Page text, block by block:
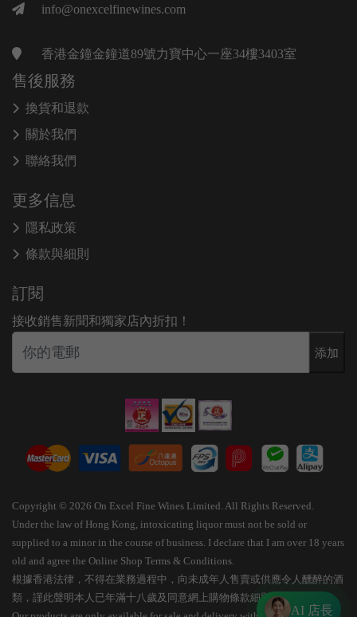
info@onexcelfinewines.com
香港金鐘金鐘道89號力寶中心一座34樓3403室
售後服務
換貨和退款
關於我們
聯絡我們
更多信息
隱私政策
條款與細則
訂閱
接收銷售新聞和獨家店內折扣！
添加
Copyright © 2026 On Excel Fine Wines Limited. All Rights Reserved.
Under the law of Hong Kong, intoxicating liquor must not be sold or
supplied to a minor in the course of business. I declare that I am over 18 years
old and agree the Online Shop Terms & Conditions.
根據香港法律，不得在業務過程中，向未成年人售賣或供應令人醺醉的酒
類，謹此聲明本人已年滿十八歲及同意網上購物條款細則。
AI 店長